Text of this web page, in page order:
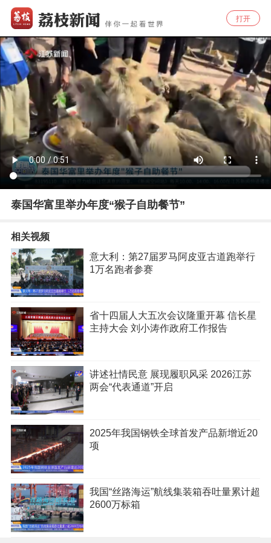
打开
泰国华富里举办年度“猴子自助餐节”
相关视频
意大利：第27届罗马阿皮亚古道跑举行
1万名跑者参赛
省十四届人大五次会议隆重开幕 信长星
主持大会 刘小涛作政府工作报告
讲述社情民意 展现履职风采 2026江苏
两会“代表通道”开启
2025年我国钢铁全球首发产品新增近20
项
我国“丝路海运”航线集装箱吞吐量累计超
2600万标箱